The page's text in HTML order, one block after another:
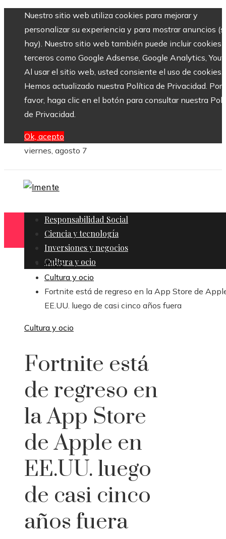
Nuestro sitio web utiliza cookies para mejorar y
personalizar su experiencia y para mostrar anuncios
hay). Nuestro sitio web también puede incluir cookies
terceros como Google Adsense, Google Analytics,
Al usar el sitio web, usted consiente el uso de cookies.
Hemos actualizado nuestra Política de Privacidad. Por
favor, haga clic en el botón para consultar nuestra
de Privacidad.
Ok, acepto
viernes, agosto 7
Responsabilidad Social
Ciencia y tecnología
Inversiones y negocios
Cultura y ocio
Inicio
Cultura y ocio
Fortnite está de regreso en la App Store de
EE.UU. luego de casi cinco años fuera
Cultura y ocio
Fortnite está
de regreso en
la App Store
de Apple en
EE.UU. luego
de casi cinco
años fuera